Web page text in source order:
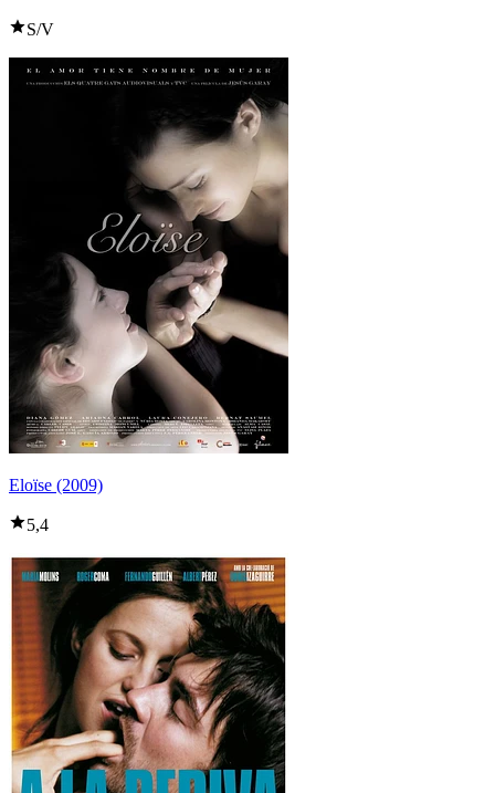
S/V
Eloïse (2009)
5,4